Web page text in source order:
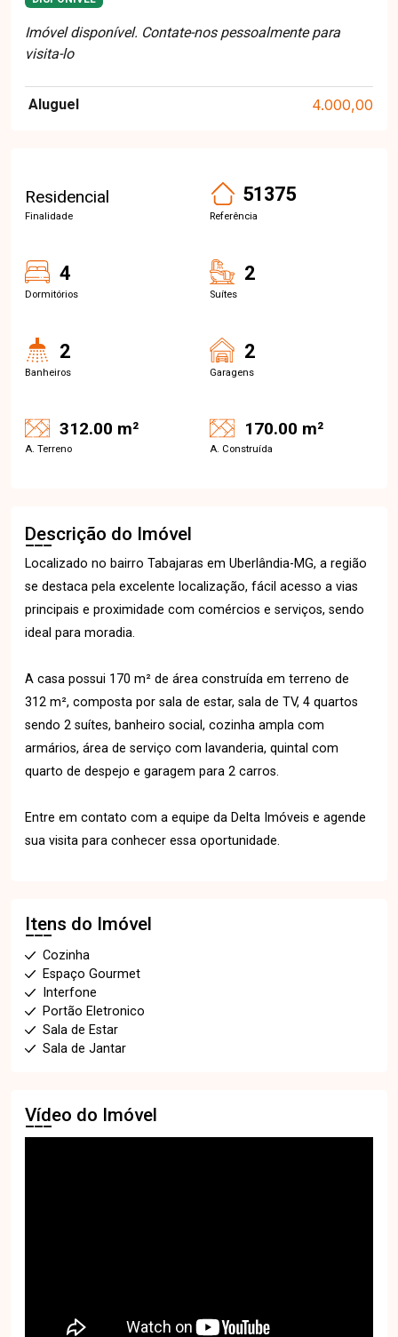
Imóvel disponível. Contate-nos pessoalmente para
visita-lo
Aluguel 4.000,00
Residencial
Finalidade
51375
Referência
4
Dormitórios
2
Suítes
2
Banheiros
2
Garagens
312.00 m²
A. Terreno
170.00 m²
A. Construída
Descrição do Imóvel
Localizado no bairro Tabajaras em Uberlândia-MG, a região
se destaca pela excelente localização, fácil acesso a vias
principais e proximidade com comércios e serviços, sendo
ideal para moradia.
A casa possui 170 m² de área construída em terreno de
312 m², composta por sala de estar, sala de TV, 4 quartos
sendo 2 suítes, banheiro social, cozinha ampla com
armários, área de serviço com lavanderia, quintal com
quarto de despejo e garagem para 2 carros.
Entre em contato com a equipe da Delta Imóveis e agende
sua visita para conhecer essa oportunidade.
Itens do Imóvel
Cozinha
Espaço Gourmet
Interfone
Portão Eletronico
Sala de Estar
Sala de Jantar
Vídeo do Imóvel